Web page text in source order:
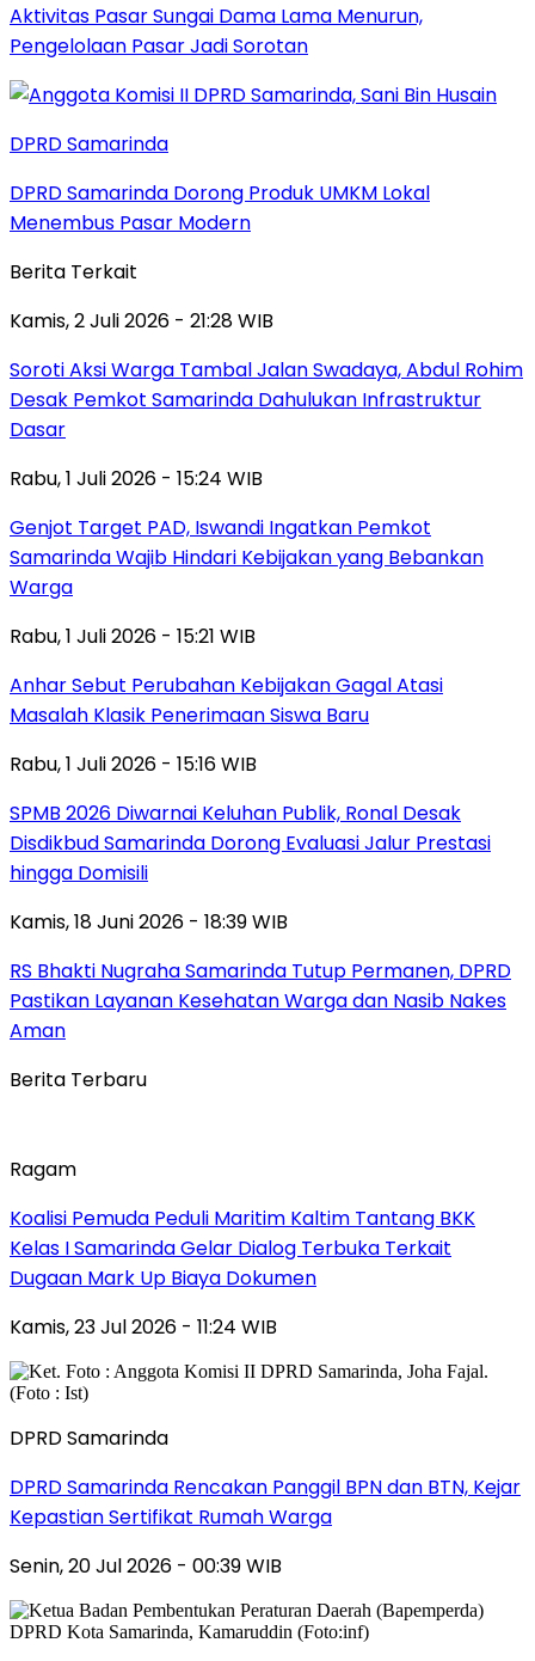
Aktivitas Pasar Sungai Dama Lama Menurun,
Pengelolaan Pasar Jadi Sorotan
DPRD Samarinda
DPRD Samarinda Dorong Produk UMKM Lokal
Menembus Pasar Modern
Berita Terkait
Kamis, 2 Juli 2026 - 21:28 WIB
Soroti Aksi Warga Tambal Jalan Swadaya, Abdul Rohim
Desak Pemkot Samarinda Dahulukan Infrastruktur
Dasar
Rabu, 1 Juli 2026 - 15:24 WIB
Genjot Target PAD, Iswandi Ingatkan Pemkot
Samarinda Wajib Hindari Kebijakan yang Bebankan
Warga
Rabu, 1 Juli 2026 - 15:21 WIB
Anhar Sebut Perubahan Kebijakan Gagal Atasi
Masalah Klasik Penerimaan Siswa Baru
Rabu, 1 Juli 2026 - 15:16 WIB
SPMB 2026 Diwarnai Keluhan Publik, Ronal Desak
Disdikbud Samarinda Dorong Evaluasi Jalur Prestasi
hingga Domisili
Kamis, 18 Juni 2026 - 18:39 WIB
RS Bhakti Nugraha Samarinda Tutup Permanen, DPRD
Pastikan Layanan Kesehatan Warga dan Nasib Nakes
Aman
Berita Terbaru
Ragam
Koalisi Pemuda Peduli Maritim Kaltim Tantang BKK
Kelas I Samarinda Gelar Dialog Terbuka Terkait
Dugaan Mark Up Biaya Dokumen
Kamis, 23 Jul 2026 - 11:24 WIB
DPRD Samarinda
DPRD Samarinda Rencakan Panggil BPN dan BTN, Kejar
Kepastian Sertifikat Rumah Warga
Senin, 20 Jul 2026 - 00:39 WIB